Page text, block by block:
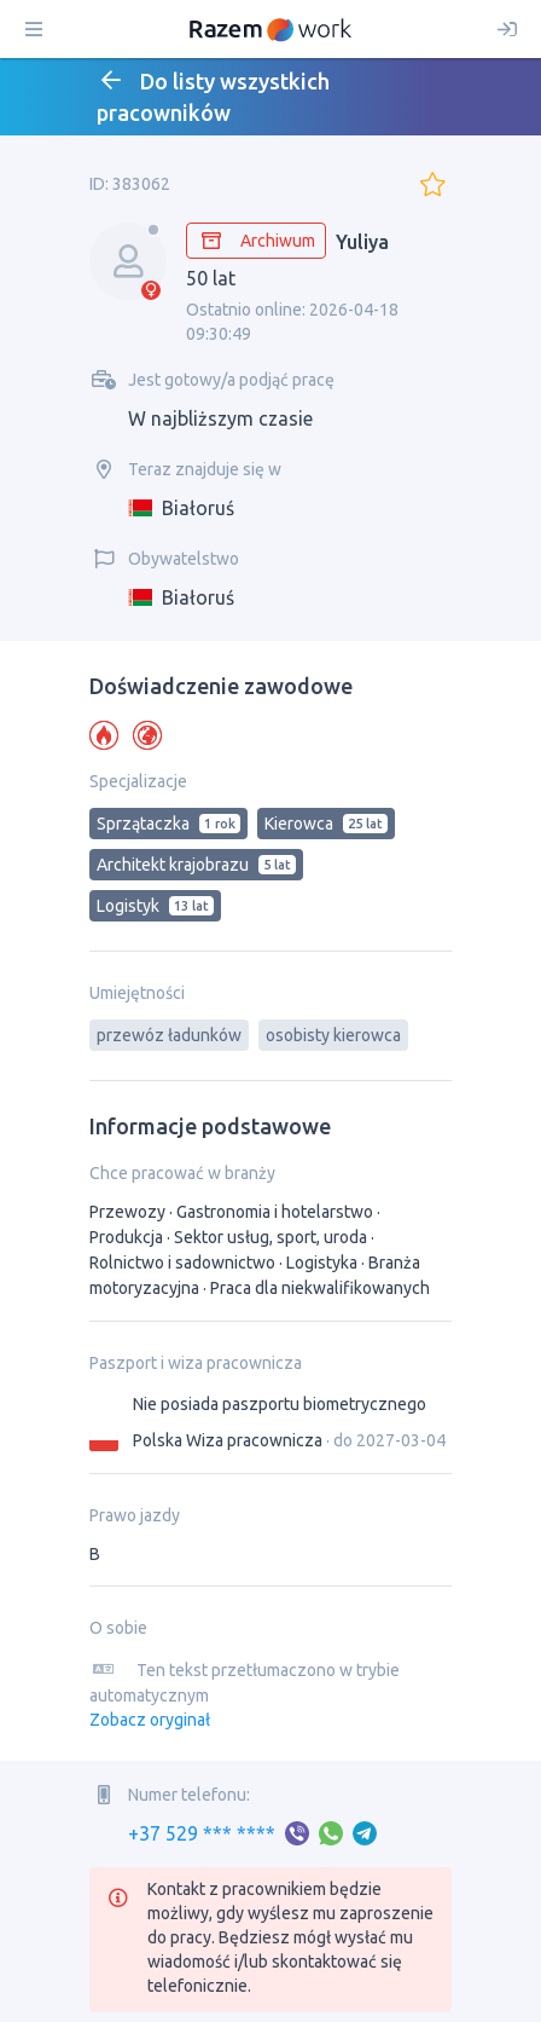
Do listy wszystkich
pracowników
ID: 383062
Archiwum
Yuliya
50 lat
Ostatnio online: 2026-04-18
09:30:49
Jest gotowy/a podjąć pracę
W najbliższym czasie
Teraz znajduje się w
Białoruś
Obywatelstwo
Białoruś
Doświadczenie zawodowe
Specjalizacje
Sprzątaczka 1 rok Kierowca 25 lat
Architekt krajobrazu 5 lat
Logistyk 13 lat
Umiejętności
przewóz ładunków osobisty kierowca
Informacje podstawowe
Chce pracować w branży
Przewozy Gastronomia i hotelarstwo
Produkcja
Sektor usług, sport, uroda
Rolnictwo i sadownictwo
Logistyka
Branża
motoryzacyjna
Praca dla niekwalifikowanych
Paszport i wiza pracownicza
Nie posiada paszportu biometrycznego
Polska Wiza pracownicza · do 2027-03-04
Prawo jazdy
B
O sobie
Ten tekst przetłumaczono w trybie
automatycznym
Zobacz oryginał
Numer telefonu:
+37 529 *** ****
Kontakt z pracownikiem będzie
możliwy, gdy wyślesz mu zaproszenie
do pracy. Będziesz mógł wysłać mu
wiadomość i/lub skontaktować się
telefonicznie.